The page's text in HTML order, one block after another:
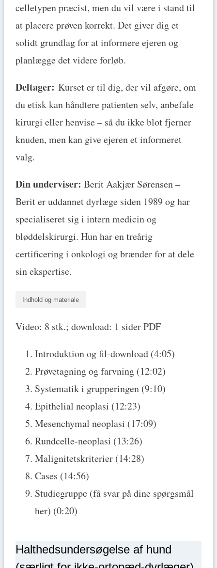
celletypen præcist, men du vil være i stand til
at placere prøven korrekt. Det giver dig et
solidt grundlag for at informere ejeren og
planlægge det videre forløb.
Deltager: Kurset er til dig, der vil afgøre, om
du etisk kan håndtere patienten selv, anbefale
kirurgi eller henvise – så du ikke blot fjerner
knuden, men kan give ejeren et informeret
valg.
Din underviser: Berit Aakjær Sørensen –
Berit er uddannet dyrlæge siden 1989 og har
specialiseret sig i intern medicin og
bløddelskirurgi. Hun har en treårig
certificering i onkologi og brænder for at dele
sin ekspertise.
Indhold og materiale
Video: 8 stk.; download: 1 sider PDF
Introduktion og fil-download (4:05)
Prøvetagning og farvning (12:02)
Systematik i grupperingen (9:10)
Epithelial neoplasi (12:23)
Mesenchymal neoplasi (17:09)
Rundcelle-neoplasi (13:26)
Malignitetskriterier (14:28)
Cases (14:56)
Studiegruppe (få svar på dine spørgsmål
her) (0:20)
Halthedsundersøgelse af hund